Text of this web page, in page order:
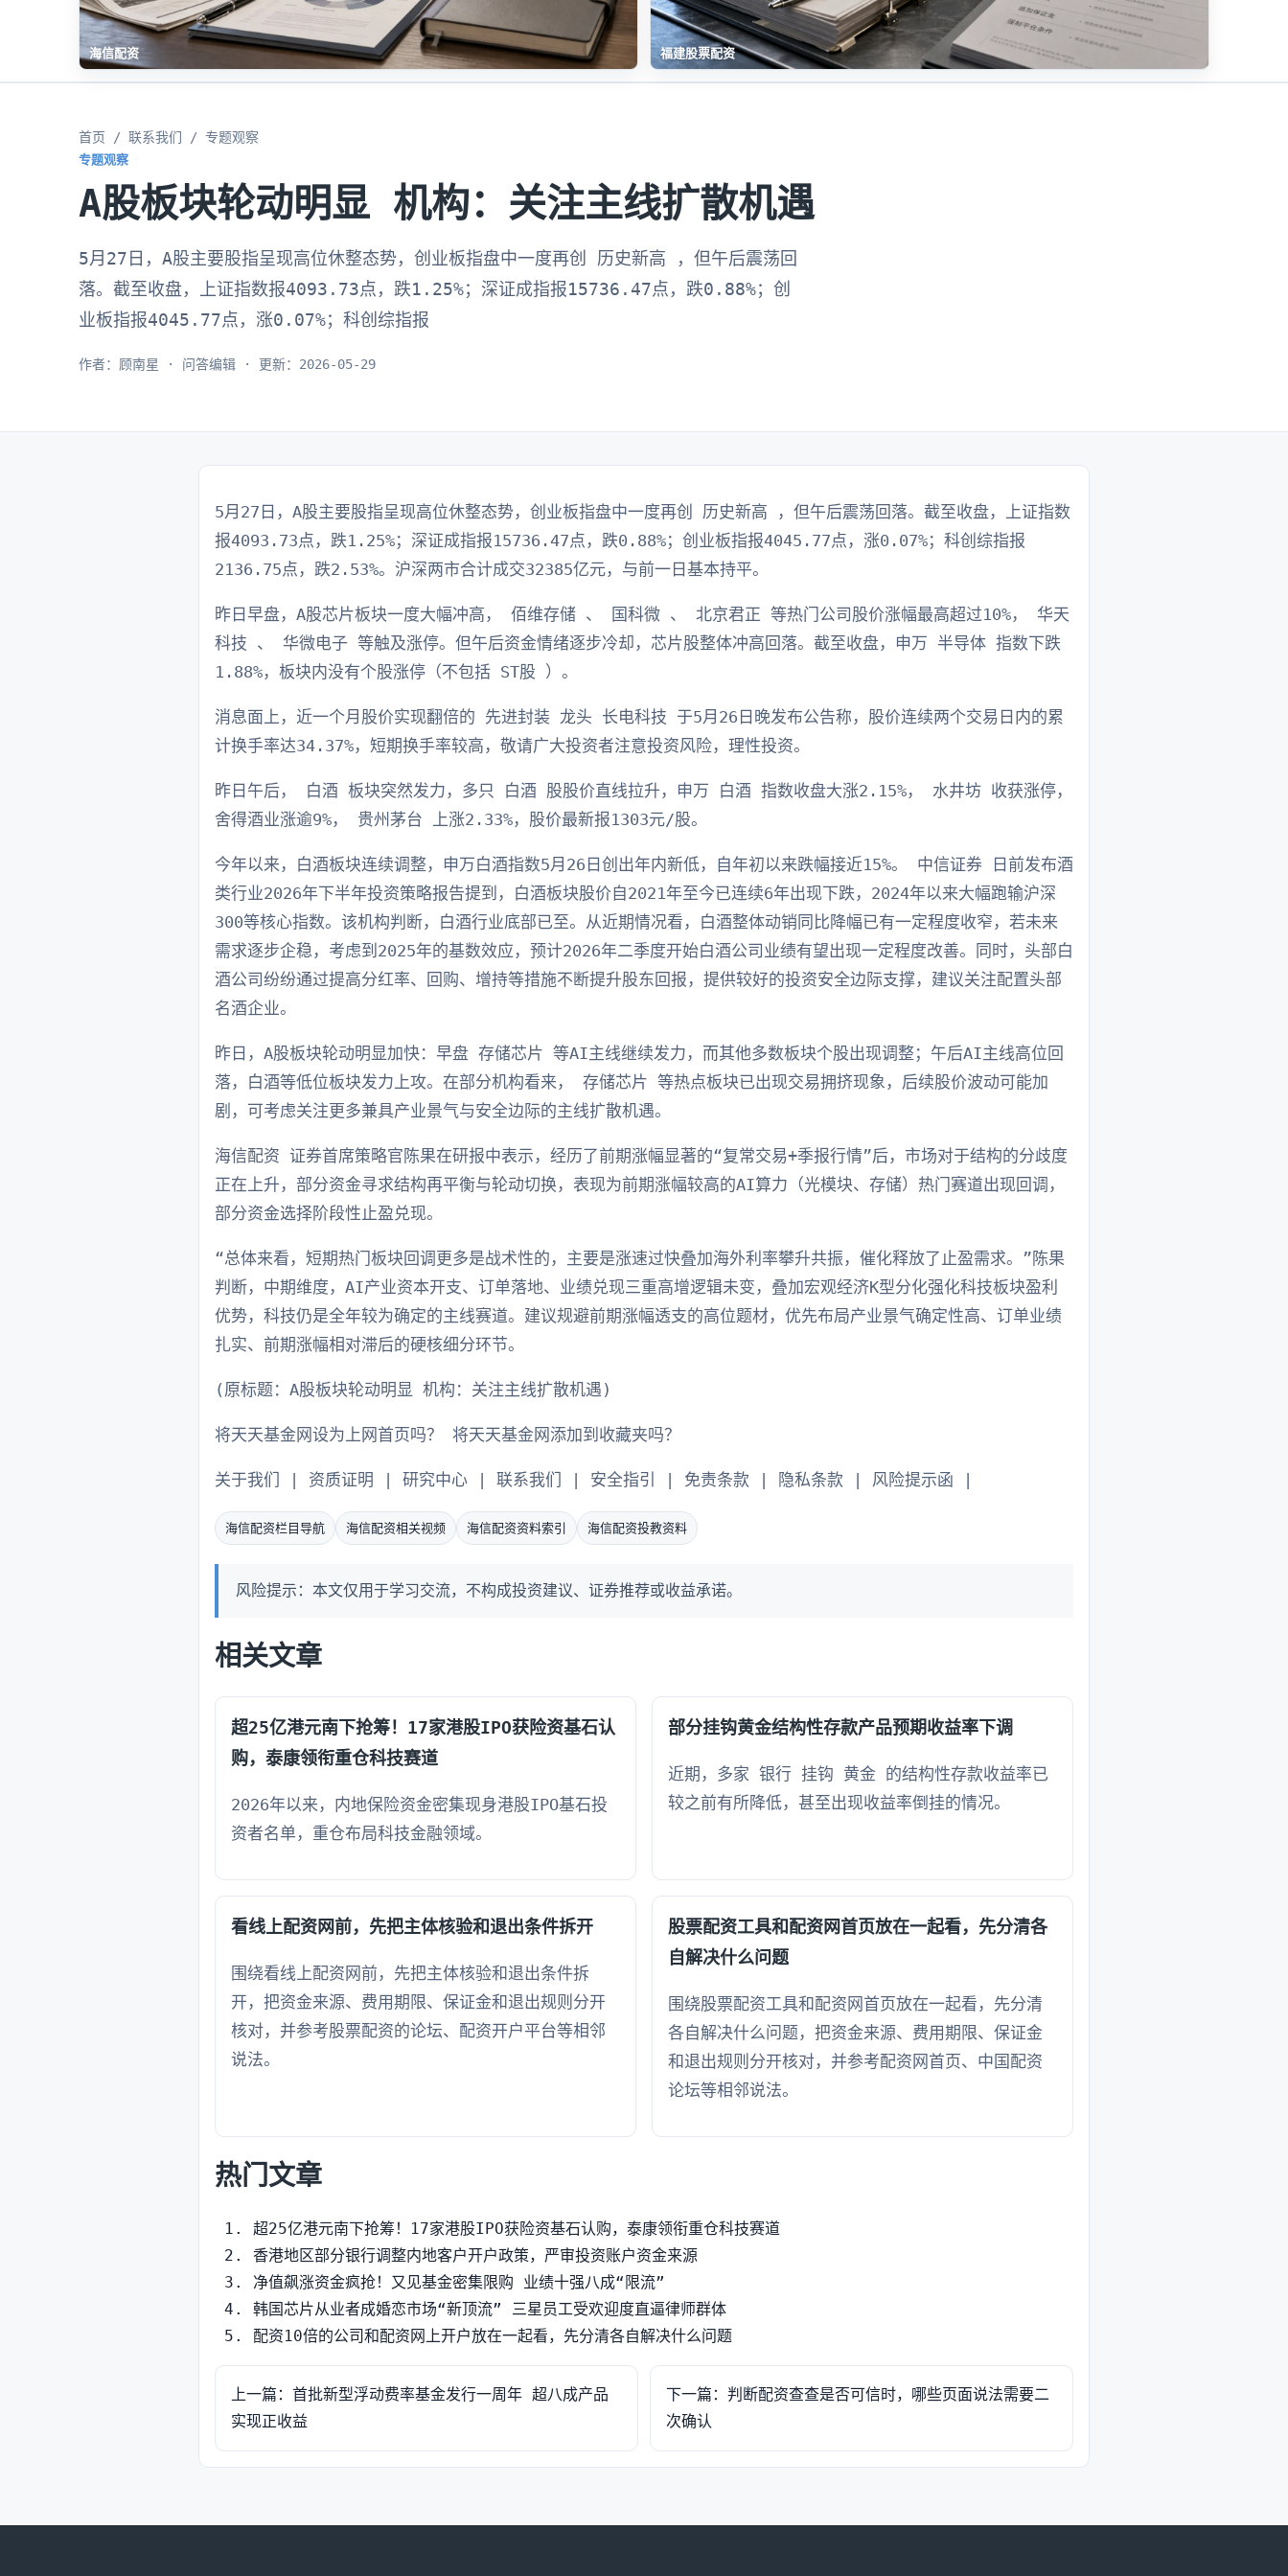
海信配资 福建股票配资
首页 / 联系我们 / 专题观察
专题观察
A股板块轮动明显 机构：关注主线扩散机遇
5月27日，A股主要股指呈现高位休整态势，创业板指盘中一度再创 历史新高 ，但午后震荡回
落。截至收盘，上证指数报4093.73点，跌1.25%；深证成指报15736.47点，跌0.88%；创
业板指报4045.77点，涨0.07%；科创综指报
作者：顾南星 · 问答编辑 · 更新：2026-05-29
5月27日，A股主要股指呈现高位休整态势，创业板指盘中一度再创 历史新高 ，但午后震荡回落。截至收盘，上证指数
报4093.73点，跌1.25%；深证成指报15736.47点，跌0.88%；创业板指报4045.77点，涨0.07%；科创综指报
2136.75点，跌2.53%。沪深两市合计成交32385亿元，与前一日基本持平。
昨日早盘，A股芯片板块一度大幅冲高， 佰维存储 、 国科微 、 北京君正 等热门公司股价涨幅最高超过10%， 华天
科技 、 华微电子 等触及涨停。但午后资金情绪逐步冷却，芯片股整体冲高回落。截至收盘，申万 半导体 指数下跌
1.88%，板块内没有个股涨停（不包括 ST股 ）。
消息面上，近一个月股价实现翻倍的 先进封装 龙头 长电科技 于5月26日晚发布公告称，股价连续两个交易日内的累
计换手率达34.37%，短期换手率较高，敬请广大投资者注意投资风险，理性投资。
昨日午后， 白酒 板块突然发力，多只 白酒 股股价直线拉升，申万 白酒 指数收盘大涨2.15%， 水井坊 收获涨停，
舍得酒业涨逾9%， 贵州茅台 上涨2.33%，股价最新报1303元/股。
今年以来，白酒板块连续调整，申万白酒指数5月26日创出年内新低，自年初以来跌幅接近15%。 中信证券 日前发布酒
类行业2026年下半年投资策略报告提到，白酒板块股价自2021年至今已连续6年出现下跌，2024年以来大幅跑输沪深
300等核心指数。该机构判断，白酒行业底部已至。从近期情况看，白酒整体动销同比降幅已有一定程度收窄，若未来
需求逐步企稳，考虑到2025年的基数效应，预计2026年二季度开始白酒公司业绩有望出现一定程度改善。同时，头部白
酒公司纷纷通过提高分红率、回购、增持等措施不断提升股东回报，提供较好的投资安全边际支撑，建议关注配置头部
名酒企业。
昨日，A股板块轮动明显加快：早盘 存储芯片 等AI主线继续发力，而其他多数板块个股出现调整；午后AI主线高位回
落，白酒等低位板块发力上攻。在部分机构看来， 存储芯片 等热点板块已出现交易拥挤现象，后续股价波动可能加
剧，可考虑关注更多兼具产业景气与安全边际的主线扩散机遇。
海信配资 证券首席策略官陈果在研报中表示，经历了前期涨幅显著的“复常交易+季报行情”后，市场对于结构的分歧度
正在上升，部分资金寻求结构再平衡与轮动切换，表现为前期涨幅较高的AI算力（光模块、存储）热门赛道出现回调，
部分资金选择阶段性止盈兑现。
“总体来看，短期热门板块回调更多是战术性的，主要是涨速过快叠加海外利率攀升共振，催化释放了止盈需求。”陈果
判断，中期维度，AI产业资本开支、订单落地、业绩兑现三重高增逻辑未变，叠加宏观经济K型分化强化科技板块盈利
优势，科技仍是全年较为确定的主线赛道。建议规避前期涨幅透支的高位题材，优先布局产业景气确定性高、订单业绩
扎实、前期涨幅相对滞后的硬核细分环节。
(原标题：A股板块轮动明显 机构：关注主线扩散机遇)
将天天基金网设为上网首页吗？ 将天天基金网添加到收藏夹吗？
关于我们 | 资质证明 | 研究中心 | 联系我们 | 安全指引 | 免责条款 | 隐私条款 | 风险提示函 |
海信配资栏目导航 海信配资相关视频 海信配资资料索引 海信配资投教资料
风险提示：本文仅用于学习交流，不构成投资建议、证券推荐或收益承诺。
相关文章
超25亿港元南下抢筹！17家港股IPO获险资基石认
购，泰康领衔重仓科技赛道
2026年以来，内地保险资金密集现身港股IPO基石投
资者名单，重仓布局科技金融领域。
部分挂钩黄金结构性存款产品预期收益率下调
近期，多家 银行 挂钩 黄金 的结构性存款收益率已
较之前有所降低，甚至出现收益率倒挂的情况。
看线上配资网前，先把主体核验和退出条件拆开
围绕看线上配资网前，先把主体核验和退出条件拆
开，把资金来源、费用期限、保证金和退出规则分开
核对，并参考股票配资的论坛、配资开户平台等相邻
说法。
股票配资工具和配资网首页放在一起看，先分清各
自解决什么问题
围绕股票配资工具和配资网首页放在一起看，先分清
各自解决什么问题，把资金来源、费用期限、保证金
和退出规则分开核对，并参考配资网首页、中国配资
论坛等相邻说法。
热门文章
超25亿港元南下抢筹！17家港股IPO获险资基石认购，泰康领衔重仓科技赛道
香港地区部分银行调整内地客户开户政策，严审投资账户资金来源
净值飙涨资金疯抢！又见基金密集限购 业绩十强八成“限流”
韩国芯片从业者成婚恋市场“新顶流” 三星员工受欢迎度直逼律师群体
配资10倍的公司和配资网上开户放在一起看，先分清各自解决什么问题
上一篇：首批新型浮动费率基金发行一周年 超八成产品
实现正收益
下一篇：判断配资查查是否可信时，哪些页面说法需要二
次确认